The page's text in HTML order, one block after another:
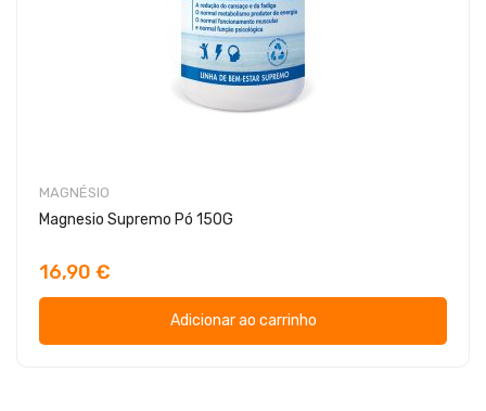
MAGNÉSIO
Magnesio Supremo Pó 150G
16,90 €
Adicionar ao carrinho